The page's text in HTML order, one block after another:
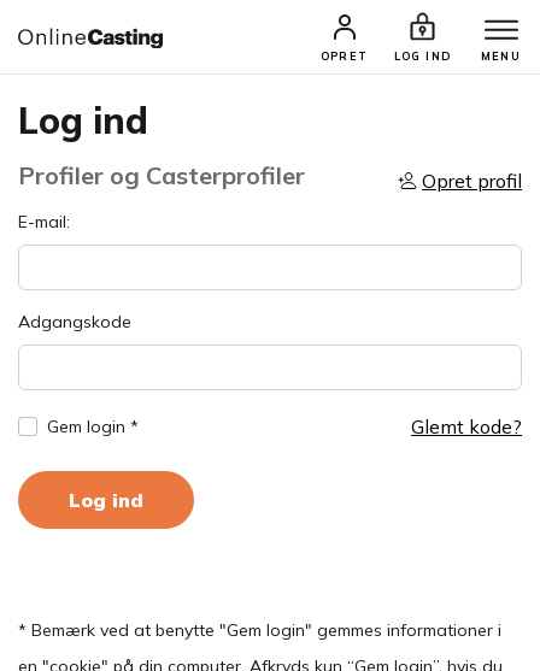
OPRET LOG IND MENU
Log ind
Profiler og Casterprofiler Opret profil
E-mail:
Adgangskode
Gem login * Glemt kode?
Log ind
* Bemærk ved at benytte "Gem login" gemmes informationer i
en "cookie" på din computer. Afkryds kun “Gem login”, hvis du